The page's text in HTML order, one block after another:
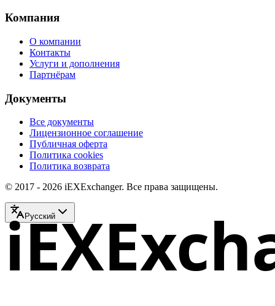
Компания
О компании
Контакты
Услуги и дополнения
Партнёрам
Документы
Все документы
Лицензионное соглашение
Публичная оферта
Политика cookies
Политика возврата
© 2017 - 2026 iEXExchanger. Все права защищены.
Русский